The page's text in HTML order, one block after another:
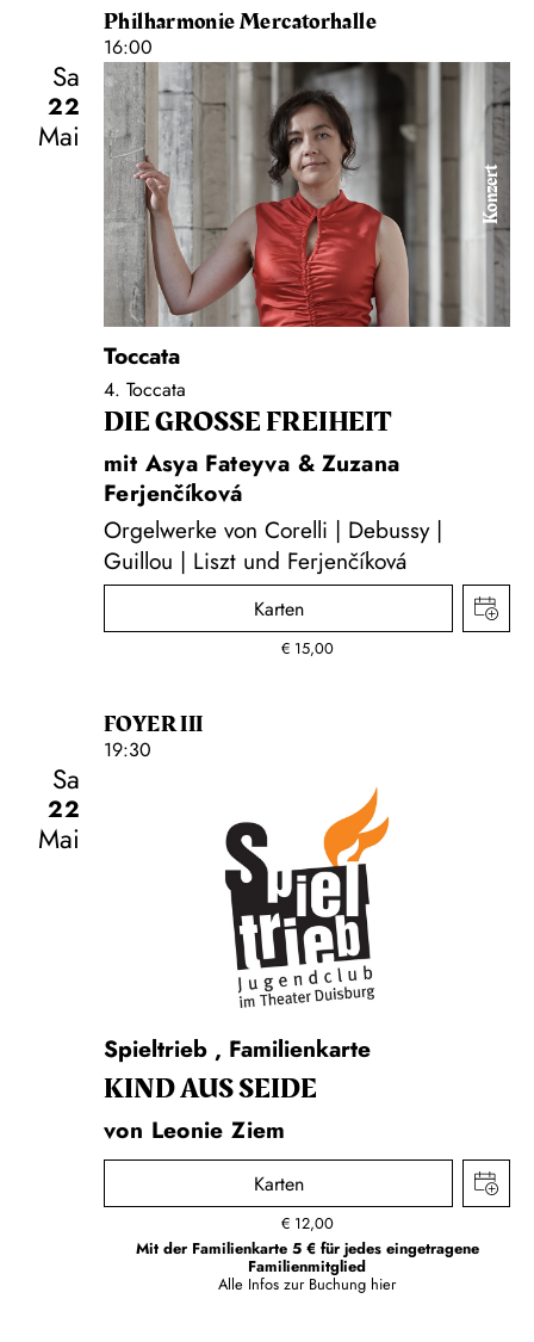
Philharmonie Mercatorhalle
16:00
Sa
22
Mai
Konzert
Toccata
4. Toccata
DIE GROSSE FREIHEIT
mit Asya Fateyva & Zuzana
Ferjenčíková
Orgelwerke von Corelli | Debussy |
Guillou | Liszt und Ferjenčíková
Karten
€ 15,00
FOYER III
19:30
Sa
22
Mai
Spieltrieb , Familienkarte
KIND AUS SEIDE
von Leonie Ziem
Karten
€ 12,00
Mit der Familienkarte 5 € für jedes eingetragene
Familienmitglied
Alle Infos zur Buchung hier